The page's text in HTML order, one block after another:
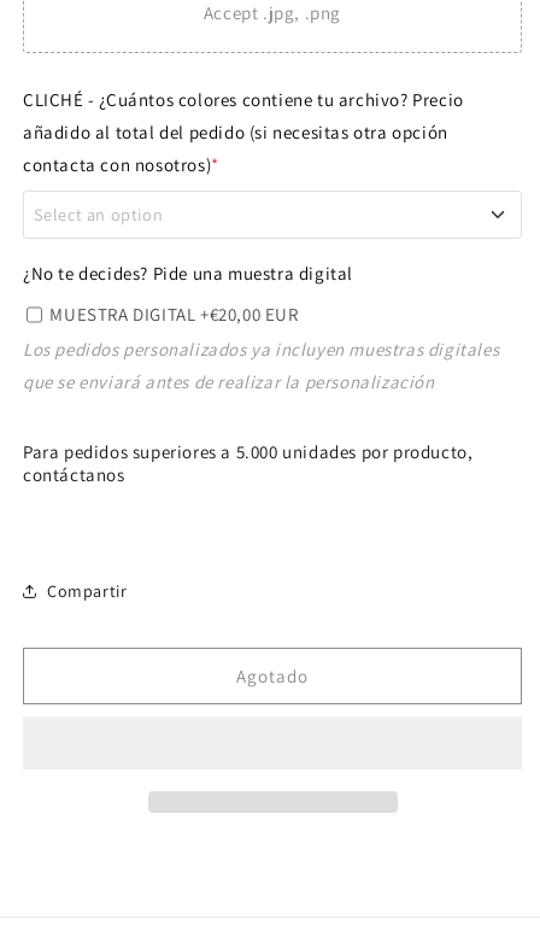
Accept .jpg, .png
CLICHÉ - ¿Cuántos colores contiene tu archivo? Precio
añadido al total del pedido (si necesitas otra opción
contacta con nosotros)*
Select an option
1 COLOR+€60,00 EUR
2 COLORES +€110,00 EUR
3 COLORES+€150,00 EUR
4 COLORES+€180,00 EUR
¿No te decides? Pide una muestra digital
MUESTRA DIGITAL +€20,00 EUR
Los pedidos personalizados ya incluyen muestras digitales
que se enviará antes de realizar la personalización
Para pedidos superiores a 5.000 unidades por producto,
contáctanos
Compartir
Agotado